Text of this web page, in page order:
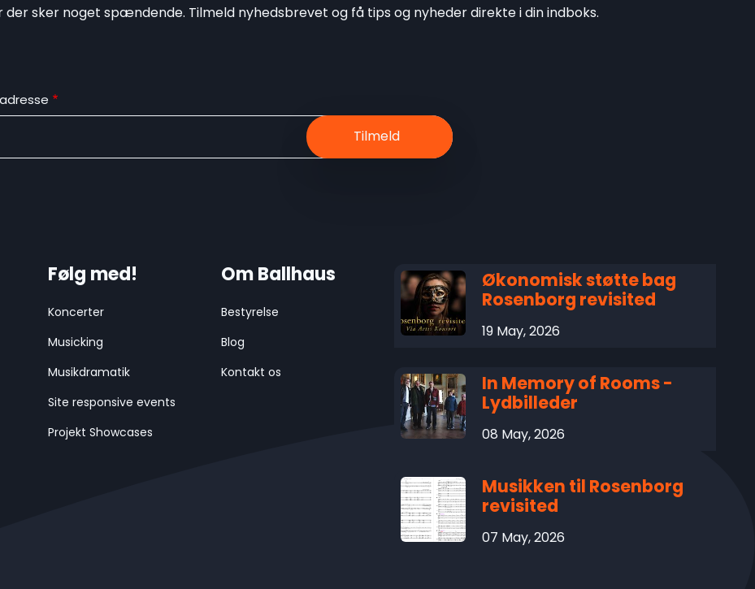
der sker noget spændende. Tilmeld nyhedsbrevet og få tips og nyheder direkte i din indboks.
Følg med!
Koncerter
Musicking
Musikdramatik
Site responsive events
Projekt Showcases
Om Ballhaus
Bestyrelse
Blog
Kontakt os
Økonomisk støtte bag
Rosenborg revisited
19 May, 2026
In Memory of Rooms -
Lydbilleder
08 May, 2026
Musikken til Rosenborg
revisited
07 May, 2026